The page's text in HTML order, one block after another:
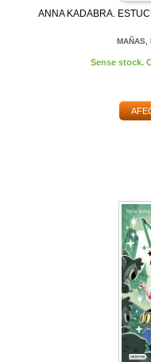
ANNA KADABRA.
MAÑAS,
Sense stock.